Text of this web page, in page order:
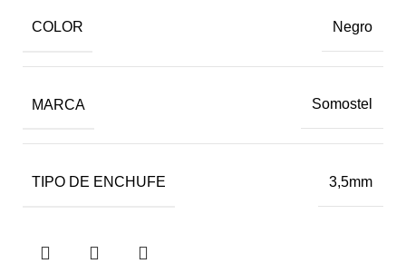
COLOR Negro
MARCA Somostel
TIPO DE ENCHUFE 3,5mm